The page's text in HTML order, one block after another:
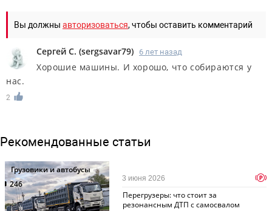
Вы должны авторизоваться, чтобы оставить комментарий
Сергей С. (sergsavar79) 6 лет назад
Хорошие машины. И хорошо, что собираются у
нас.
2
Рекомендованные статьи
Грузовики и автобусы
246
Перегрузеры: что стоит за
резонансным ДТП с самосвалом
3 июня 2026 p